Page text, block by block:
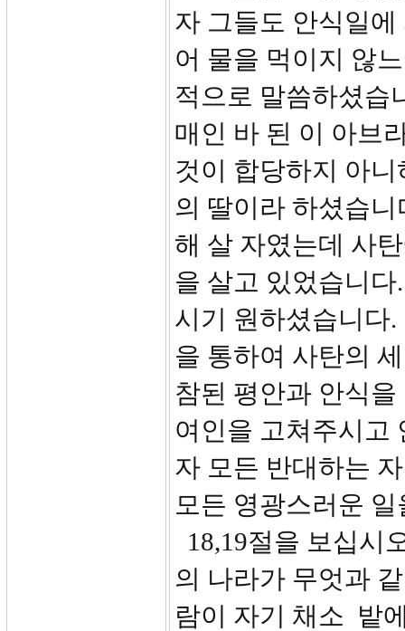
자 그들도 안식일
어 물을 먹이지 않
적으로 말씀하셨습
매인 바 된 이 아브
것이 합당하지 아
의 딸이라 하셨습
해 살 자였는데 사
을 살고 있었습니
시기 원하셨습니다
을 통하여 사탄의
참된 평안과 안식
여인을 고쳐주시고
자 모든 반대하는
모든 영광스러운
18,19절을 보십시
의 나라가 무엇과
람이 자기 채소 밭